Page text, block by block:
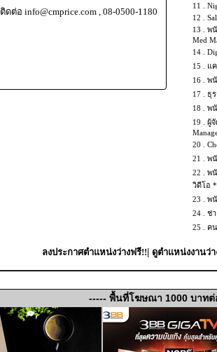
ติดต่อ info@cmprice.com , 08-0500-1180
11 .
12 .
13 . พ
Med
14 .
15 .
แ
16 . พ
17 .
ธุ
18 . พ
19 . ผู้
20 .
21 . พ
22 . พ
วิดีโอ
23 . พ
24 . ช่
25 .
ค
ลงประกาศตำแหน่งว่างฟรี!!| ดูตำแหน่งงานว่
----- พื้นที่โฆษณา 1000 บาทต่